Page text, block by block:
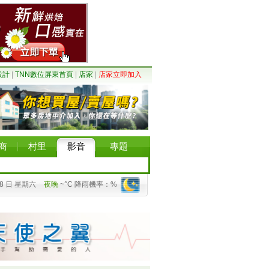
計 TNN數位屏東首頁 店家 店家立即加入
村里 影音 專題
日 星期六 夜晚 ~°C 降雨機率：%